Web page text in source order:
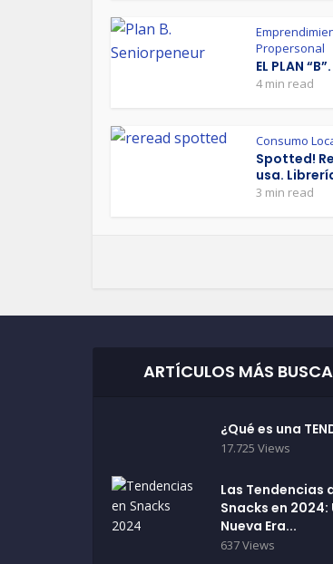
Propersonal
EL PLAN
4 min read
Consumo
Spotted!
usa.
3 min read
ARTÍCULOS MÁS
¿Qué es una
17.725 Views
Las Tendencias
Snacks en 2024:
Nueva Era...
637 Views